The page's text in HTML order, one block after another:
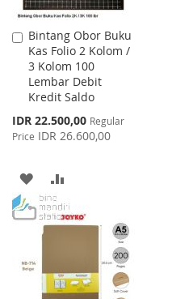
Bintang Obor Buku
Kas Folio 2 Kolom /
3 Kolom 100
Lembar Debit
Kredit Saldo
Special
Price
IDR 22.500,00 Regular
Price IDR 26.600,00
Add
to
Cart
ADD
TO
WISH
LIST
TO
COMPARE